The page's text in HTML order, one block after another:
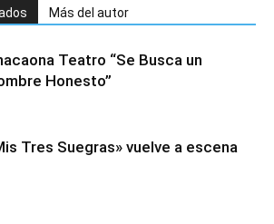
Más del autor
Teatro “Se Busca un
Honesto”
Tres Suegras» vuelve a escena